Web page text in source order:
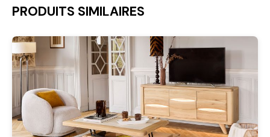
PRODUITS SIMILAIRES